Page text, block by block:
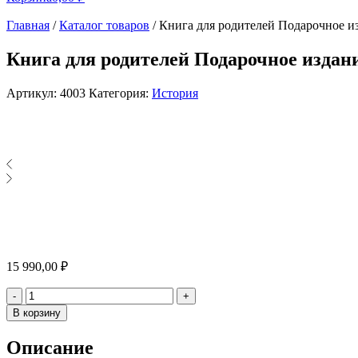
Главная /Каталог товаров /Книга для родителей Подарочное
Книга для родителей Подарочное
Артикул: 4003 Категория: История
15 990,00 ₽
- Количество
+
В корзину
Описание